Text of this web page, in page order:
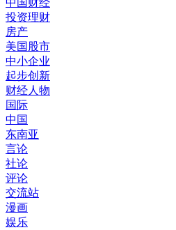
中国财经
投资理财
房产
美国股市
中小企业
起步创新
财经人物
国际
中国
东南亚
言论
社论
评论
交流站
漫画
娱乐